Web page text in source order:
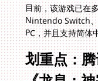
PC，并且支持简体
划重点：
《龙息：